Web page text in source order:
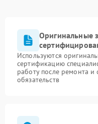
Оригинальные
Используются
сертификацию
работу после ремонта
обязательств